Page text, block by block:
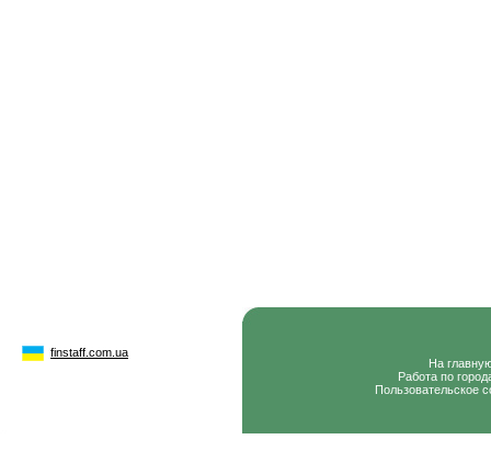
finstaff.com.ua
На
Работа по
Пользовательское